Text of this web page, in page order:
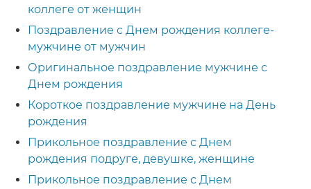
коллеге от женщин
Поздравление с Днем рождения коллеге-
мужчине от мужчин
Оригинальное поздравление мужчине с
Днем рождения
Короткое поздравление мужчине на День
рождения
Прикольное поздравление с Днем
рождения подруге, девушке, женщине
Прикольное поздравление с Днем